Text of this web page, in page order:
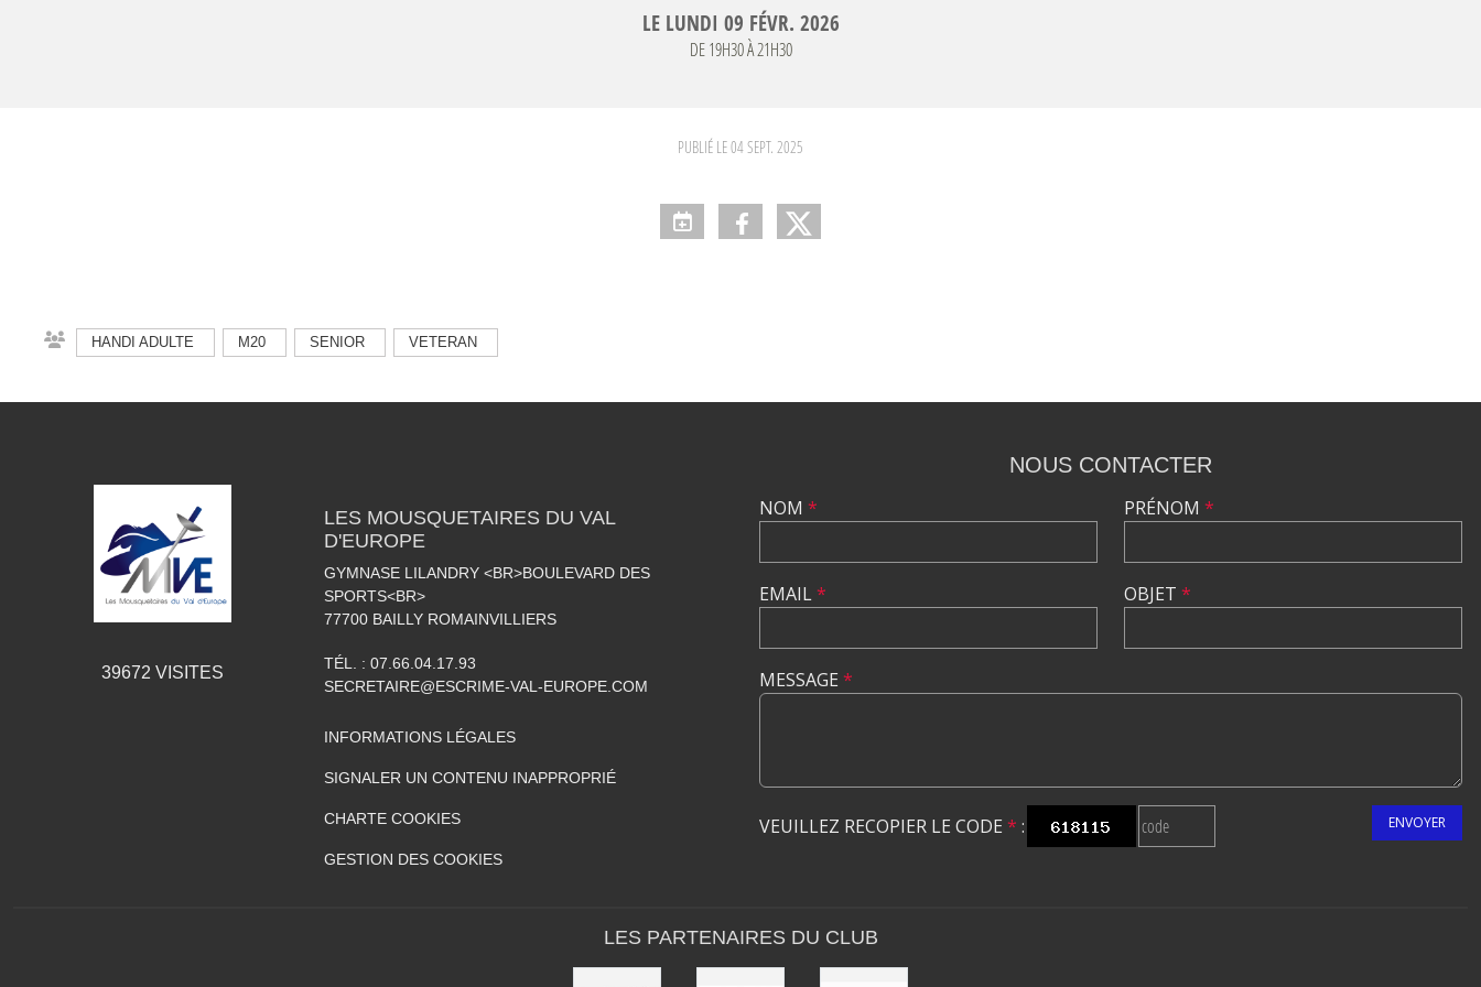
LE LUNDI 09 FÉVR. 2026
DE 19H30 À 21H30
PUBLIÉ LE04 SEPT. 2025
HANDI ADULTE M20 SENIOR VETERAN
39672 VISITES
LES MOUSQUETAIRES DU VAL
D'EUROPE
GYMNASE LILANDRY <BR>BOULEVARD DES
SPORTS<BR>
77700 BAILLY ROMAINVILLIERS
TÉL. : 07.66.04.17.93
SECRETAIRE@ESCRIME-VAL-EUROPE.COM
INFORMATIONS LÉGALES
SIGNALER UN CONTENU INAPPROPRIÉ
CHARTE COOKIES
GESTION DES COOKIES
NOUS CONTACTER
NOM *
EMAIL*
PRÉNOM *
OBJET *
MESSAGE *
VEUILLEZ RECOPIER LE CODE * : ENVOYER
LES PARTENAIRES DU CLUB